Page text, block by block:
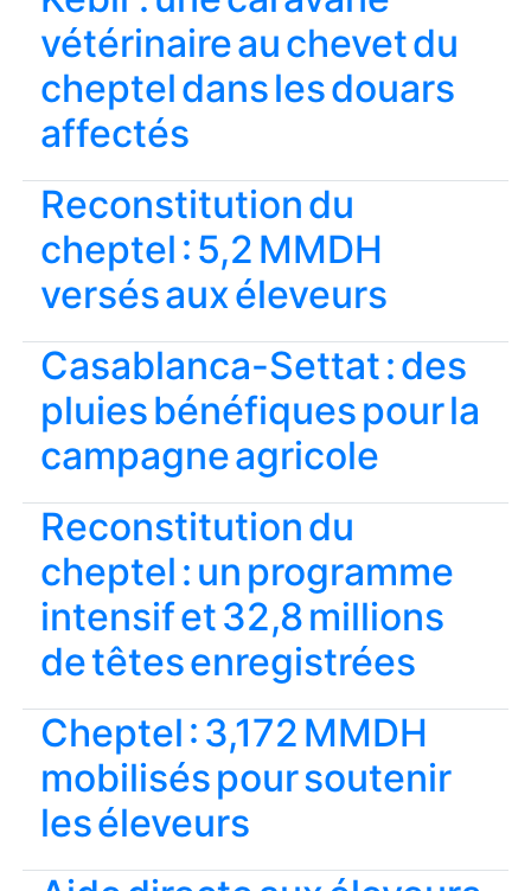
vétérinaire au chevet du
cheptel dans les douars
affectés
Reconstitution du
cheptel : 5,2 MMDH
versés aux éleveurs
Casablanca-Settat : des
pluies bénéfiques pour la
campagne agricole
Reconstitution du
cheptel : un programme
intensif et 32,8 millions
de têtes enregistrées
Cheptel : 3,172 MMDH
mobilisés pour soutenir
les éleveurs